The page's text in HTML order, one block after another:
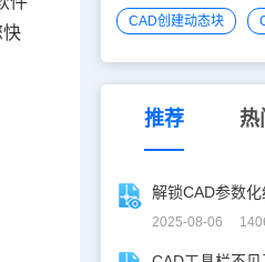
快
CAD创建动态块
推荐 热
2025-08-06